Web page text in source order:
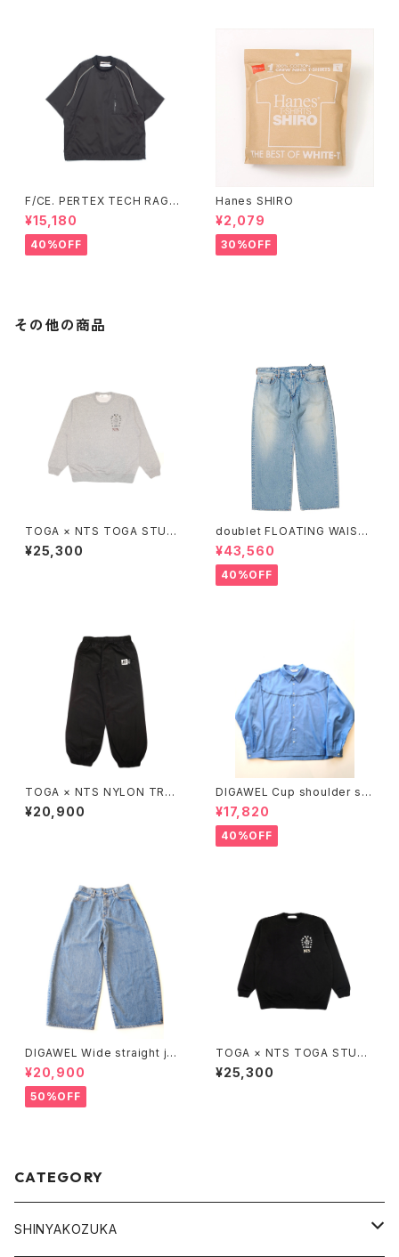
F/CE. PERTEX TECH RAGL
AN TEE (Sax、Black)
¥15,180
40%OFF
Hanes SHIRO
¥2,079
30%OFF
その他の商品
TOGA × NTS TOGA STUDS
SWEATSHIRT
¥25,300
doublet FLOATING WAIST
DENIM PANTS
¥43,560
40%OFF
TOGA × NTS NYLON TROU
SERS
¥20,900
DIGAWEL Cup shoulder shi
rt
¥17,820
40%OFF
DIGAWEL Wide straight jea
ns
¥20,900
50%OFF
TOGA × NTS TOGA STUDS
SWEATSHIRT
¥25,300
CATEGORY
SHINYAKOZUKA